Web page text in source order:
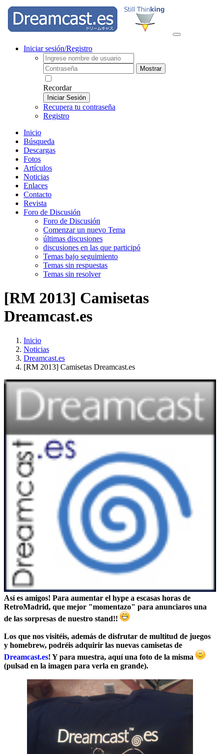
Iniciar sesión/Registro
Mostrar
Recordar
Iniciar Sesión
Recupera tu contraseña
Registro
Inicio
Búsqueda
Descargas
Fotos
Artículos
Noticias
Enlaces
Contacto
Revista
Foro de Discusión
Foro de Discusión
Comenzar un nuevo Tema
últimas discusiones
discusiones en las que participó
Temas bajo seguimiento
Temas sin respuestas
Temas sin resolver
[RM 2013] Camisetas
Dreamcast.es
Inicio
Noticias
Dreamcast.es
[RM 2013] Camisetas Dreamcast.es
Así es amigos! Para aumentar el hype a escasas horas de
RetroMadrid, que mejor "momentazo" para anunciaros una
de las sorpresas de nuestro stand!!
Los que nos visitéis, además de disfrutar de multitud de juegos
y homebrew, podréis adquirir las nuevas camisetas de
Dreamcast.es! Y para muestra, aquí una foto de la misma
(pulsad en la imagen para verla en grande).